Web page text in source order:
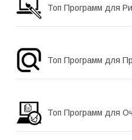
Топ Программ для
Топ Программ для
Топ Программ для